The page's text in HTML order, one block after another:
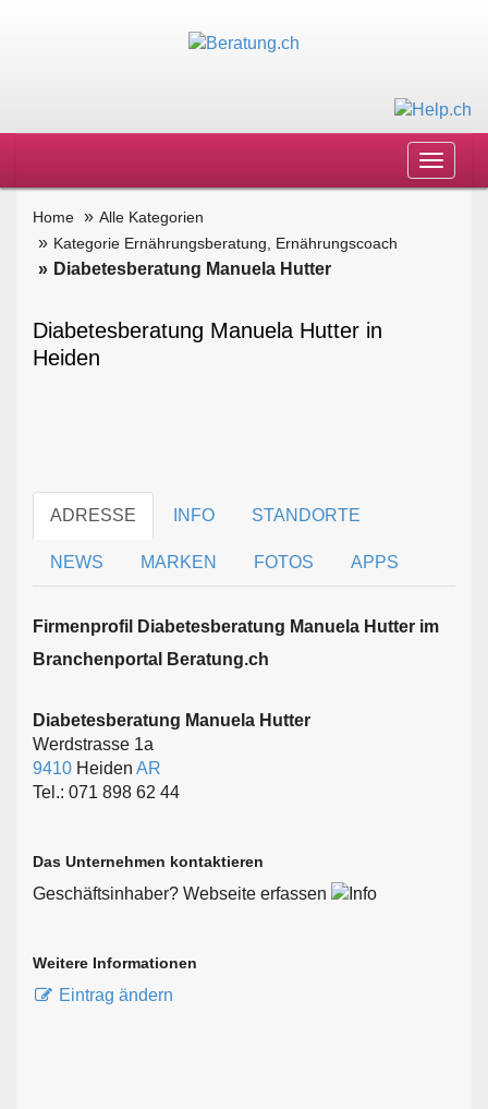
Toggle
Home
Alle Kategorien
Kategorie Ernährungsberatung, Ernährungscoach
Diabetesberatung Manuela Hutter
Diabetesberatung Manuela Hutter in
Heiden
ADRESSE INFO STANDORTE
NEWS MARKEN FOTOS APPS
Firmen­profil Diabetesberatung Manuela Hutter im
Branchen­portal Beratung.ch
Diabetesberatung Manuela Hutter
Werdstrasse 1a
9410 Heiden AR
Tel.: 071 898 62 44
Das Unternehmen kontaktieren
Geschäftsinhaber? Webseite erfassen
Weitere Informationen
Eintrag ändern